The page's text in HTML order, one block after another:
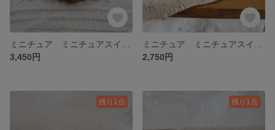
3,450円
2,750円
残り1点 残り1点